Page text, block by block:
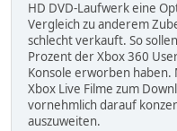
HD DVD-Laufwerk eine
Vergleich zu anderem
schlecht verkauft. So
Prozent der Xbox 360
Konsole erworben
Xbox Live Filme zum
vornehmlich darauf
auszuweiten.